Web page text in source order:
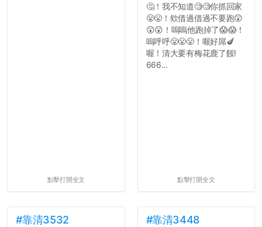
點擊打開全文
🤔！我不知道🧐🧐你抓回家
😤😤！欸借過借過不要跑😲
😲😲！嗚嗚他跑掉了😱😱！
嗚呼呼😤😤😤！喔好屌🍆
喔！清大要有梅花鹿了餒!
666...
點擊打開全文
#靠清3532 #靠清3448